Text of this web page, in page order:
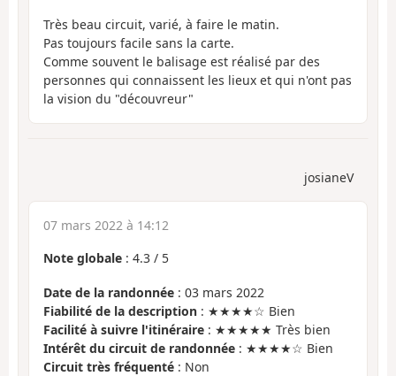
Très beau circuit, varié, à faire le matin.
Pas toujours facile sans la carte.
Comme souvent le balisage est réalisé par des
personnes qui connaissent les lieux et qui n'ont pas
la vision du "découvreur"
josianeV
07 mars 2022 à 14:12
Note globale : 4.3 / 5
Date de la randonnée : 03 mars 2022
Fiabilité de la description : ★★★★☆ Bien
Facilité à suivre l'itinéraire : ★★★★★ Très bien
Intérêt du circuit de randonnée : ★★★★☆ Bien
Circuit très fréquenté : Non